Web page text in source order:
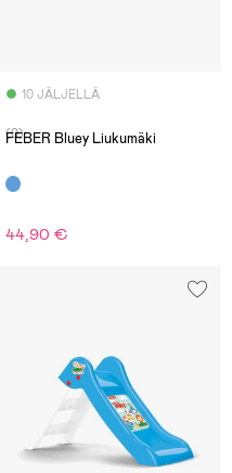
10 JÄLJELLÄ
(0)
FEBER Bluey Liukumäki
44,90 €